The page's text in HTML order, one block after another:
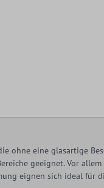
ohne eine glasartige
geeignet. Vor
eignen sich ideal für